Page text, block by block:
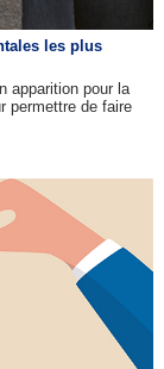
les plus
apparition pour la
permettre de faire